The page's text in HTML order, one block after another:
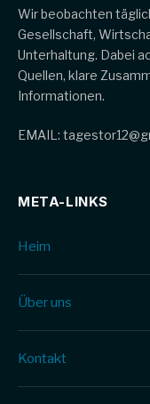
Wir beobachten
Gesellschaft,
Unterhaltung. Dabei
Quellen, klare
Informationen.
EMAIL:
META-LINKS
Heim
Über uns
Kontakt